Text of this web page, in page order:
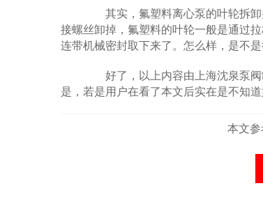
其实，氟塑料离心泵的叶轮拆卸
接螺丝卸掉，氟塑料的叶轮一般是通过
连带机械密封取下来了。怎么样，是不是
好了，以上内容由上海沈泉泵阀
是，若是用户在看了本文后实在是不知
本文参